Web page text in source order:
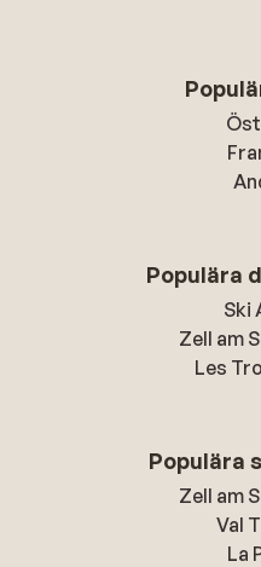
Populära
Ski
Zell am
Les
Populära
Zell am
Val
La